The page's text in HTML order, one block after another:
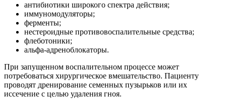
антибиотики широкого спектра действия;
иммуномодуляторы;
ферменты;
нестероидные противовоспалительные средства;
флеботоники;
альфа-адреноблокаторы.
При запущенном воспалительном процессе может
потребоваться хирургическое вмешательство. Пациенту
проводят дренирование семенных пузырьков или их
иссечение с целью удаления гноя.